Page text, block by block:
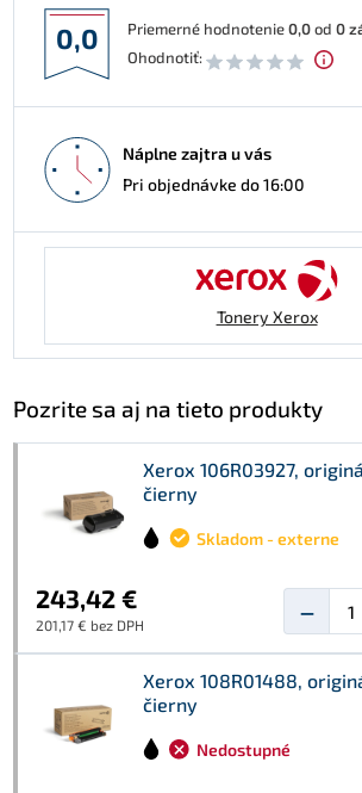
0,0 Priemerné hodnotenie0,0od 0
Ohodnotiť:
Náplne zajtra u vás
Pri objednávke do 16:00
Tonery Xerox
Pozrite sa aj na tieto produkty
Xerox 106R03927,
čierny
Skladom - externe
243,42 €
201,17 € bez DPH −
Xerox 108R01488,
čierny
Nedostupné